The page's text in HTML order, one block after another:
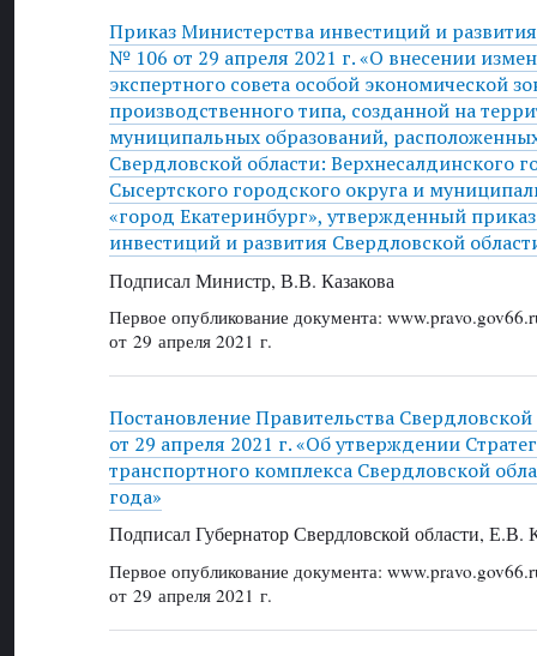
Приказ Министерства инвестиций и
№ 106 от 29 апреля 2021 г. «О внесении
экспертного совета особой экономической
производственного типа, созданной на
муниципальных образований,
Свердловской области: Верхнесалдинского
Сысертского городского округа и
«город Екатеринбург», утвержденный
инвестиций и развития Свердловской
Подписал Министр, В.В. Казакова
Первое опубликование документа:
от 29 апреля 2021 г.
Постановление Правительства
от 29 апреля 2021 г. «Об утверждении
транспортного комплекса Свердловской
года»
Подписал Губернатор Свердловской области, Е.В.
Первое опубликование документа:
от 29 апреля 2021 г.